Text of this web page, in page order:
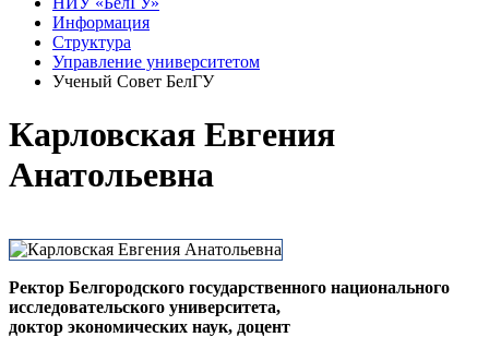
Информация
Структура
Управление университетом
Ученый Совет БелГУ
Карловская Евгения
Анатольевна
Ректор Белгородского государственного национального
исследовательского университета,
доктор экономических наук, доцент